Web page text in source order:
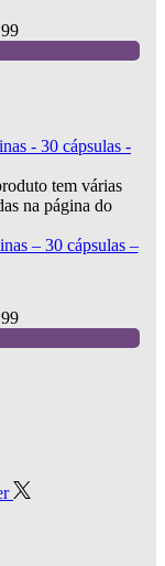
tem várias
na página do
– 30 cápsulas –